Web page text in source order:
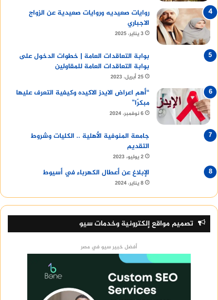
روايات صعيديه وروايات صعيدية عن الزواج
الاجباري
3 يناير، 2025
بوابة التعاقدات العامة | خطوات الدخول على
بوابة التعاقدات العامة للمقاولين
25 أبريل، 2023
“أهم اعراض الايدز الاكيده وكيفية التعرف عليها
مبكرًا”
6 نوفمبر، 2024
جامعة المنوفية الأهلية .. الكليات وشروط
التقديم
2 يوليو، 2023
الإبلاغ عن أعطال الكهرباء في أسيوط
8 يناير، 2024
تصميم مواقع إلكترونية وخدمات سيو
أفضل خبير سيو في مصر